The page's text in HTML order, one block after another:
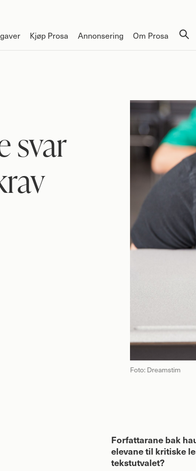
Kjøp Prosa Annonsering Om Prosa
Foto: Dreamstim
svar
Forfattarane bak
elevane til kritiske
tekstutvalet?